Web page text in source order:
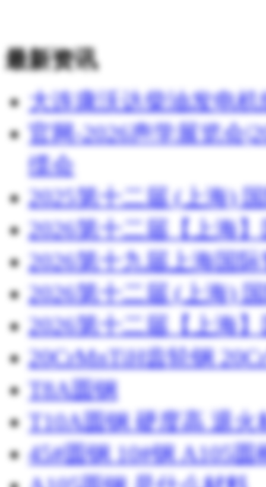
最新资讯
大连康沃达柴油发电机
官网-2026声学展览会
缆会
2025第十二届 (上海)
2026第十二届【上海
2026第十九届上海国
2026第十二届 (上海)
2026第十二届【上海
20CrMnTiH齿轮钢
T8A圆钢
T10A圆钢 硬度高 退火
45#圆钢 10#钢 A105圆